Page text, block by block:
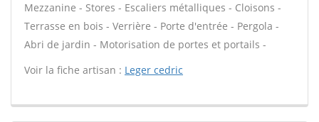
Mezzanine - Stores - Escaliers métalliques - Cloisons -
Terrasse en bois - Verrière - Porte d'entrée - Pergola -
Abri de jardin - Motorisation de portes et portails -
Voir la fiche artisan : Leger cedric